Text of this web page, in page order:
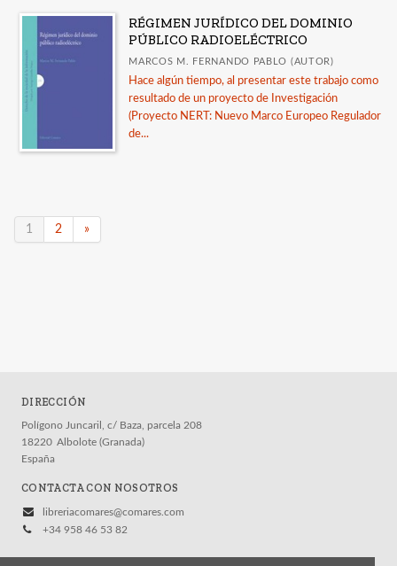
RÉGIMEN JURÍDICO DEL DOMINIO
PÚBLICO RADIOELÉCTRICO
MARCOS M. FERNANDO PABLO (AUTOR)
Hace algún tiempo, al presentar este trabajo como
resultado de un proyecto de Investigación
(Proyecto NERT: Nuevo Marco Europeo Regulador
de...
1 2 »
DIRECCIÓN
Polígono Juncaril, c/ Baza, parcela 208
18220 Albolote (Granada)
España
CONTACTA CON NOSOTROS
libreriacomares@comares.com
+34 958 46 53 82